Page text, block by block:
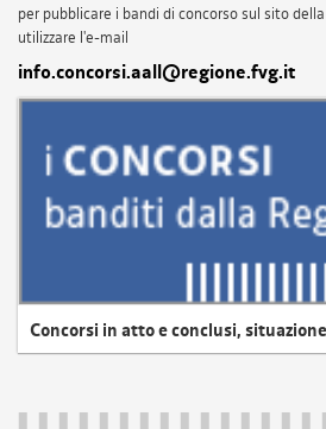
per pubblicare i bandi di concorso sul sito
utilizzare l'e-mail
info.concorsi.aall@regione.fvg.it
Concorsi in atto e conclusi,